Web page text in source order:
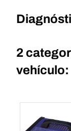
2
vehículo: